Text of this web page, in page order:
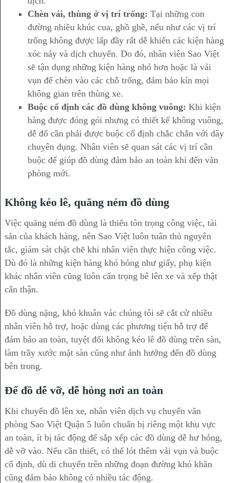
Chèn vải, thùng ở vị trí trống: Tại những con
đường nhiều khúc cua, ghồ ghề, nếu như các vị trí
trống không được lấp đầy rất dễ khiến các kiện hàng
xóc nảy và dịch chuyển. Do đó, nhân viên Sao Việt
sẽ tận dụng những kiện hàng nhỏ hơn hoặc là vải
vụn để chèn vào các chỗ trống, đảm bảo kín mọi
không gian trên thùng xe.
Buộc cố định các đồ dùng không vuông: Khi kiện
hàng được đóng gói nhưng có thiết kế không vuông,
dễ đổ cần phải được buộc cố định chắc chắn với dây
chuyên dụng. Nhân viên sẽ quan sát các vị trí cần
buộc để giúp đồ dùng đảm bảo an toàn khi đến văn
phòng mới.
Không kéo lê, quăng ném đồ dùng
Việc quăng ném đồ dùng là thiếu tôn trọng công việc, tài
sản của khách hàng, nên Sao Việt luôn tuân thủ nguyên
tắc, giám sát chặt chẽ khi nhân viên thực hiện công việc.
Dù đó là những kiện hàng khó hỏng như giấy, phụ kiện
khác nhân viên cũng luôn cẩn trọng bê lên xe và xếp thật
cẩn thận.
Đồ dùng nặng, khó khuân vác chúng tôi sẽ cắt cử nhiều
nhân viên hỗ trợ, hoặc dùng các phương tiện hỗ trợ để
đảm bảo an toàn, tuyệt đối không kéo lê đồ dùng trên sàn,
làm trầy xước mặt sàn cũng như ảnh hưởng đến đồ dùng
bên trong.
Để đồ dễ vỡ, dễ hỏng nơi an toàn
Khi chuyển đồ lên xe, nhân viên dịch vụ chuyển văn
phòng Sao Việt Quận 5 luôn chuẩn bị riêng một khu vực
an toàn, ít bị tác động để sắp xếp các đồ dùng dễ hư hỏng,
dễ vỡ vào. Nếu cần thiết, có thể lót thêm vải vụn và buộc
cố định, dù di chuyển trên những đoạn đường khó khăn
cũng đảm bảo không có nhiều tác động.